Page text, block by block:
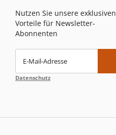
Nutzen Sie unsere exklusiven
Vorteile für Newsletter-
Abonnenten
E-Mail-Adresse
Datenschutz